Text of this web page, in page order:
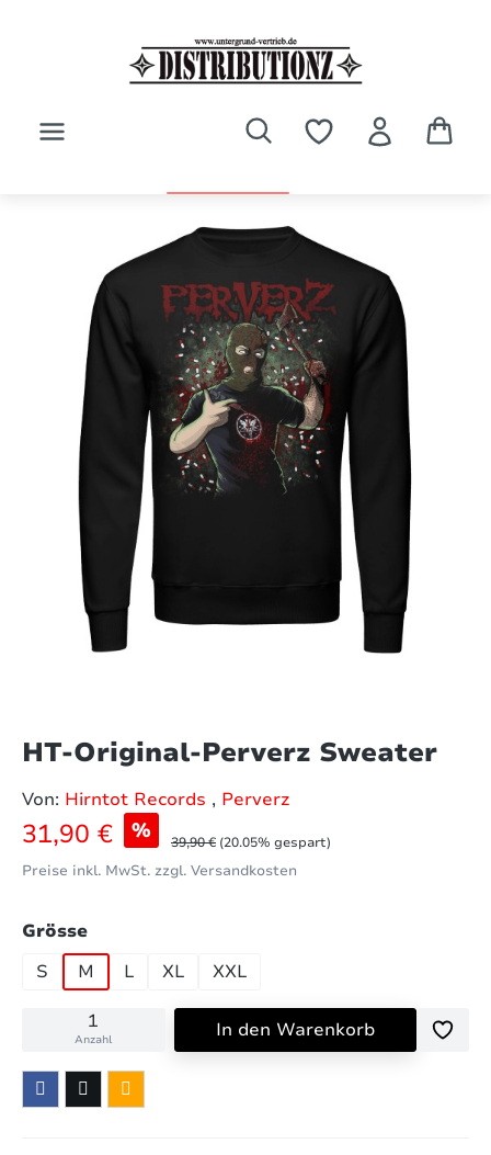
HT-Original-Perverz Sweater
Von: Hirntot Records , Perverz
Verkaufspreis:
31,90 € % Regulärer Preis:
39,90 € (20.05% gespart)
Preise inkl. MwSt. zzgl. Versandkosten
Grösseauswählen
S
M L XL XXL
Anzahl In den Warenkorb